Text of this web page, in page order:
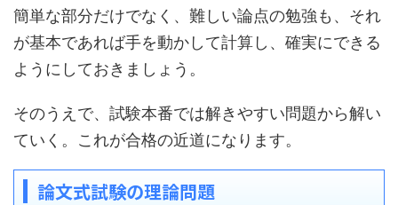
簡単な部分だけでなく、難しい論点の勉強も、それ
が基本であれば手を動かして計算し、確実にできる
ようにしておきましょう。
そのうえで、試験本番では解きやすい問題から解い
ていく。これが合格の近道になります。
論文式試験の理論問題